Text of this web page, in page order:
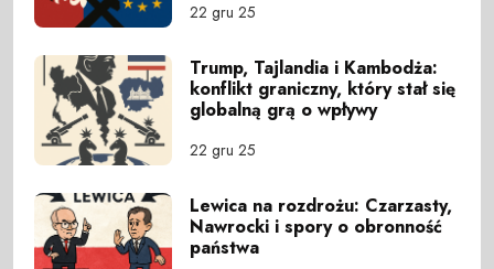
22 gru 25
Trump, Tajlandia i Kambodża:
konflikt graniczny, który stał się
globalną grą o wpływy
22 gru 25
Lewica na rozdrożu: Czarzasty,
Nawrocki i spory o obronność
państwa